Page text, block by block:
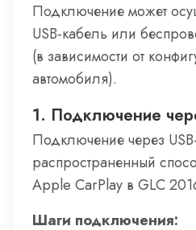
Подключение может
USB-кабель или
(в зависимости от
автомобиля).
1. Подключение
Подключение через
распространенный
Apple CarPlay в GLC
Шаги подключения: